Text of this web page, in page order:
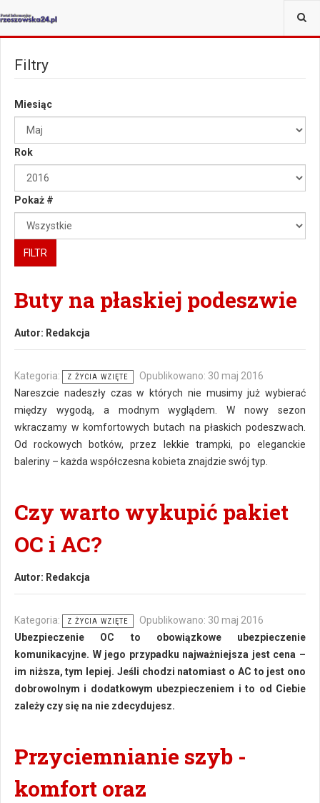
JESTEŚ TUTAJ:
Filtry
Miesiąc
Rok
Pokaż #
FILTR
Buty na płaskiej podeszwie
Autor: Redakcja
Kategoria: Z ŻYCIA WZIĘTE
Opublikowano: 30 maj 2016
Nareszcie nadeszły czas w których nie musimy już wybierać
między wygodą, a modnym wyglądem. W nowy sezon
wkraczamy w komfortowych butach na płaskich podeszwach.
Od rockowych botków, przez lekkie trampki, po eleganckie
baleriny – każda współczesna kobieta znajdzie swój typ.
Czy warto wykupić pakiet
OC i AC?
Autor: Redakcja
Kategoria: Z ŻYCIA WZIĘTE
Opublikowano: 30 maj 2016
Ubezpieczenie OC to obowiązkowe ubezpieczenie
komunikacyjne. W jego przypadku najważniejsza jest cena –
im niższa, tym lepiej. Jeśli chodzi natomiast o AC to jest ono
dobrowolnym i dodatkowym ubezpieczeniem i to od Ciebie
zależy czy się na nie zdecydujesz.
Przyciemnianie szyb -
komfort oraz